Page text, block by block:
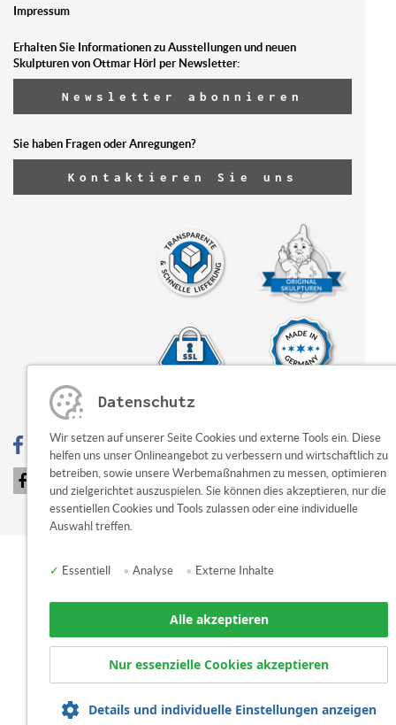
Impressum
Erhalten Sie Informationen zu Ausstellungen und neuen
Skulpturen von Ottmar Hörl per Newsletter:
Newsletter abonnieren
Sie haben Fragen oder Anregungen?
Kontaktieren Sie uns
Datenschutz
Wir setzen auf unserer Seite Cookies und externe Tools ein. Diese
helfen uns unser Onlineangebot zu verbessern und wirtschaftlich zu
betreiben, sowie unsere Werbemaßnahmen zu messen, optimieren
und zielgerichtet auszuspielen. Sie können dies akzeptieren, nur die
essentiellen Cookies und Tools zulassen oder eine individuelle
Auswahl treffen.
✓ Essentiell • Analyse • Externe Inhalte
Alle akzeptieren
Nur essenzielle Cookies akzeptieren
Details und individuelle Einstellungen anzeigen